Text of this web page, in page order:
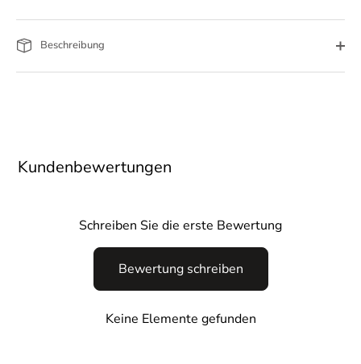
Beschreibung
Kundenbewertungen
Schreiben Sie die erste Bewertung
Bewertung schreiben
Keine Elemente gefunden